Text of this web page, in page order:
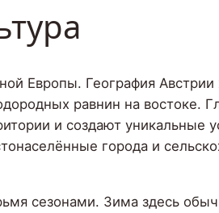
Европы. География Австрии
равнин на востоке.
и создают уникальные
города и
сезонами. Зима здесь